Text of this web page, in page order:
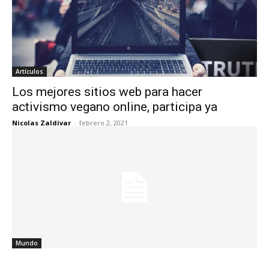
Artículos
Los mejores sitios web para hacer
activismo vegano online, participa ya
Nicolas Zaldivar - febrero 2, 2021
Mundo